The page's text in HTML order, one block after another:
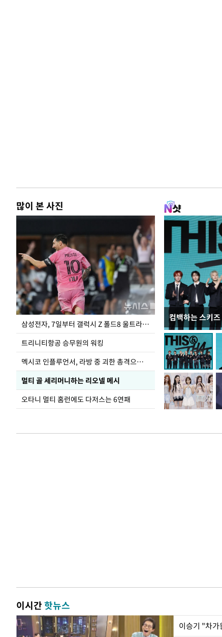
많이 본 사진
삼성전자, 7일부터 갤럭시 Z 폴드8 울트라·폴드8·플립8 출시
트리니티항공 승무원의 워킹
멕시코 인플루언서, 라방 중 괴한 총격으로 사망
멀티 골 세리머니하는 리오넬 메시
오타니 멀티 홈런에도 다저스는 6연패
컴백하는 스키즈
입추 하루 앞둔
폭염
이시간핫뉴스